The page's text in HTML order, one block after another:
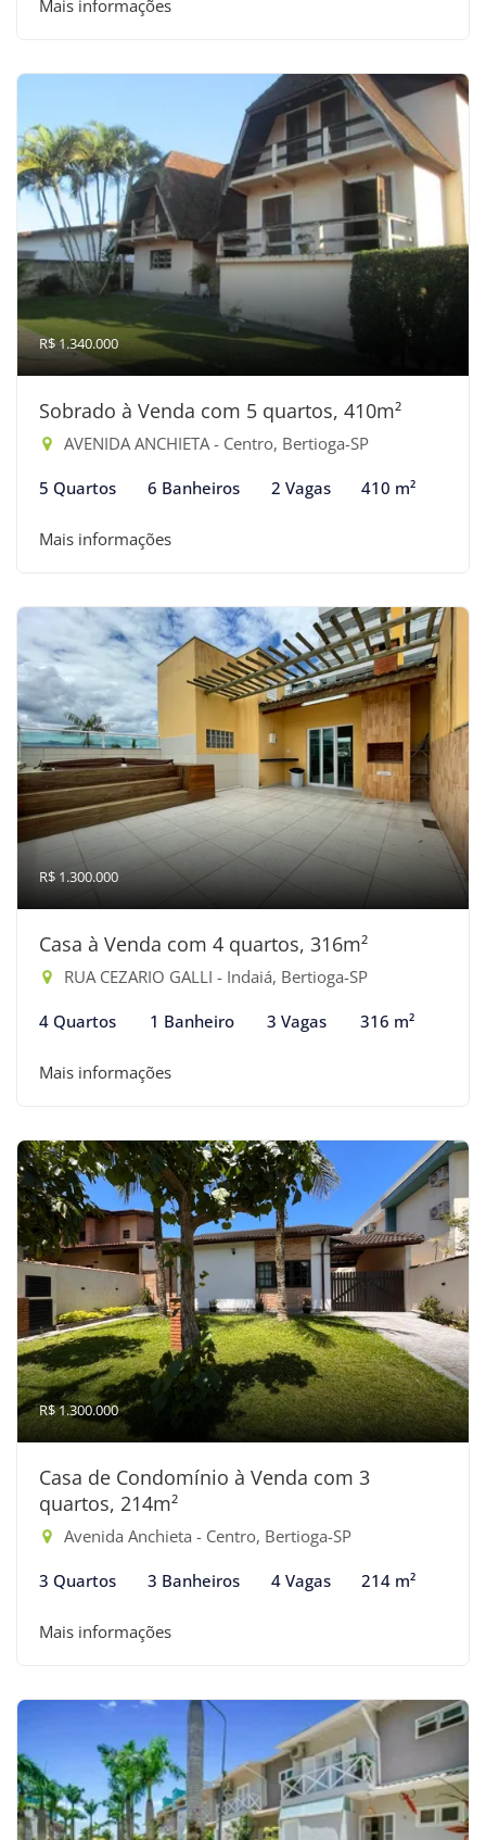
Mais informações
R$ 1.340.000
Sobrado à Venda com 5 quartos, 410m²
AVENIDA ANCHIETA - Centro, Bertioga-SP
5 Quartos 6 Banheiros 2 Vagas 410 m²
Mais informações
R$ 1.300.000
Casa à Venda com 4 quartos, 316m²
RUA CEZARIO GALLI - Indaiá, Bertioga-SP
4 Quartos 1 Banheiro 3 Vagas 316 m²
Mais informações
R$ 1.300.000
Casa de Condomínio à Venda com 3
quartos, 214m²
Avenida Anchieta - Centro, Bertioga-SP
3 Quartos 3 Banheiros 4 Vagas 214 m²
Mais informações